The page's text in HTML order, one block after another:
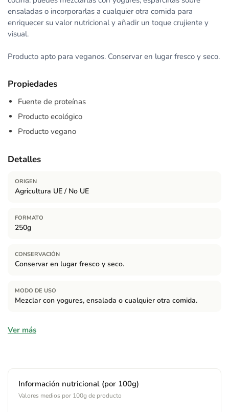
ensaladas o incorporarlas a cualquier otra comida para
enriquecer su valor nutricional y añadir un toque crujiente y
visual.
Producto apto para veganos. Conservar en lugar fresco y seco.
Propiedades
Fuente de proteínas
Producto ecológico
Producto vegano
Detalles
ORIGEN
Agricultura UE / No UE
FORMATO
250g
CONSERVACIÓN
Conservar en lugar fresco y seco.
MODO DE USO
Mezclar con yogures, ensalada o cualquier otra comida.
Ingredientes
Alérgenos
Contiene:Contiene: sésamo. Puede contener trazas de
gluten, soja, frutos de cáscara, derivados lácteos, huevo,
Ver más
Información nutricional (por 100g)
Valores medios por 100g de producto